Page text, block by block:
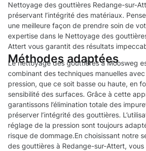
Nettoyage des gouttières Redange-sur-
préservant l’intégrité des matériaux.
une meilleure façon de prendre soin de
expertise dans le Nettoyage des
Attert vous garantit des résultats
Méthodes adaptées
Le nettoyage des gouttières à Moosweg
combinant des techniques manuelles
pression, que ce soit basse ou haute, en
sensibilité des surfaces. Grâce à cette
garantissons l’élimination totale des
préserver l’intégrité des gouttières.
réglage de la pression sont toujours
risque de dommage.En choisissant notre
des gouttières à Redange-sur-Attert,